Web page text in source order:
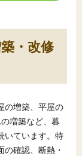
・改修
の増築、平屋の
増築など、暮
いています。特
確認、断熱・